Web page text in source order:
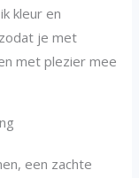
kleur en
je met
met plezier mee
een zachte